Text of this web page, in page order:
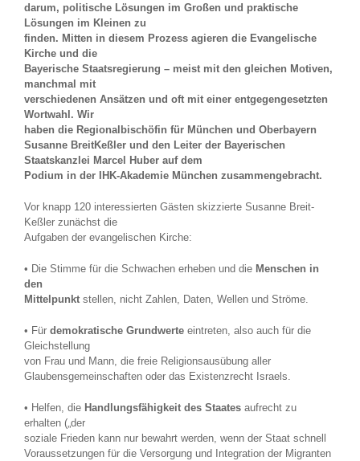
darum, politische Lösungen im Großen und praktische
Lösungen im Kleinen zu
finden. Mitten in diesem Prozess agieren die Evangelische
Kirche und die
Bayerische Staatsregierung – meist mit den gleichen Motiven,
manchmal mit
verschiedenen Ansätzen und oft mit einer entgegengesetzten
Wortwahl. Wir
haben die Regionalbischöfin für München und Oberbayern
Susanne BreitKeßler und den Leiter der Bayerischen
Staatskanzlei Marcel Huber auf dem
Podium in der IHK-Akademie München zusammengebracht.
Vor knapp 120 interessierten Gästen skizzierte Susanne Breit-
Keßler zunächst die
Aufgaben der evangelischen Kirche:
• Die Stimme für die Schwachen erheben und die Menschen in
den
Mittelpunkt stellen, nicht Zahlen, Daten, Wellen und Ströme.
• Für demokratische Grundwerte eintreten, also auch für die
Gleichstellung
von Frau und Mann, die freie Religionsausübung aller
Glaubensgemeinschaften oder das Existenzrecht Israels.
• Helfen, die Handlungsfähigkeit des Staates aufrecht zu
erhalten („der
soziale Frieden kann nur bewahrt werden, wenn der Staat schnell
Voraussetzungen für die Versorgung und Integration der Migranten